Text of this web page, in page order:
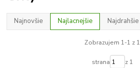
Najnovšie Najlacnejšie Najdrahšie
Zobrazujem 1-1 z 1
strana z 1